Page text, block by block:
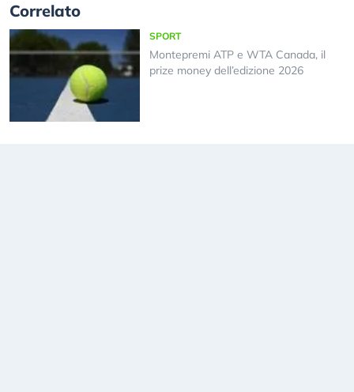
Correlato
SPORT
Montepremi ATP e WTA Canada, il
prize money dell’edizione 2026